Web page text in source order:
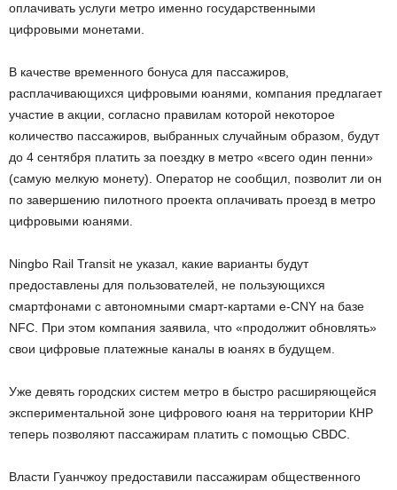
оплачивать услуги метро именно государственными
цифровыми монетами.
В качестве временного бонуса для пассажиров,
расплачивающихся цифровыми юанями, компания предлагает
участие в акции, согласно правилам которой некоторое
количество пассажиров, выбранных случайным образом, будут
до 4 сентября платить за поездку в метро «всего один пенни»
(самую мелкую монету). Оператор не сообщил, позволит ли он
по завершению пилотного проекта оплачивать проезд в метро
цифровыми юанями.
Ningbo Rail Transit не указал, какие варианты будут
предоставлены для пользователей, не пользующихся
смартфонами с автономными смарт-картами e-CNY на базе
NFC. При этом компания заявила, что «продолжит обновлять»
свои цифровые платежные каналы в юанях в будущем.
Уже девять городских систем метро в быстро расширяющейся
экспериментальной зоне цифрового юаня на территории КНР
теперь позволяют пассажирам платить с помощью CBDC.
Власти Гуанчжоу предоставили пассажирам общественного